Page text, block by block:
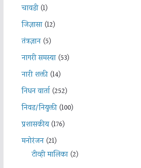
चावडी(1)
जिज्ञासा(12)
तंत्रज्ञान(5)
नागरी समस्या(53)
नारी शक्ती(14)
निधन वार्ता(252)
निवड/नियुक्ती(100)
प्रशासकीय(176)
मनोरंजन(21)
टीव्ही मालिका(2)